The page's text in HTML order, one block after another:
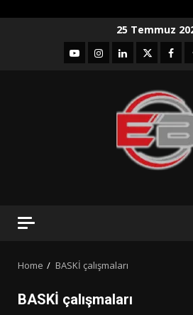
25 Temmuz
YouTubeInstagram
LinkedIntwitter
Home BASKİ çalışmaları
BASKİ çalışmaları